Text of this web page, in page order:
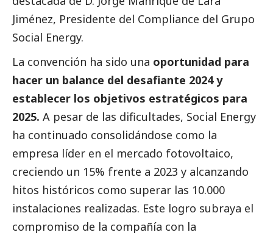
Jiménez, Presidente del Compliance del Grupo
Social Energy.
La convención ha sido una oportunidad para
hacer un balance del desafiante 2024 y
establecer los objetivos estratégicos para
2025. A pesar de las dificultades, Social Energy
ha continuado consolidándose como la
empresa líder en el mercado fotovoltaico,
creciendo un 15% frente a 2023 y alcanzando
hitos históricos como superar las 10.000
instalaciones realizadas. Este logro subraya el
compromiso de la compañía con la